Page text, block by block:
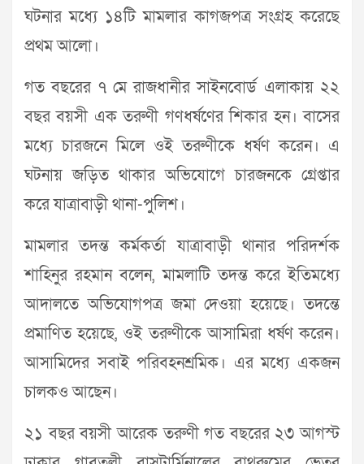
ঘটনার মধ্যে ১৪টি মামলার কাগজপত্র সংগ্রহ করেছে
প্রথম আলো।
গত বছরের ৭ মে রাজধানীর সাইনবোর্ড এলাকায় ২২
বছর বয়সী এক তরুণী গণধর্ষণের শিকার হন। বাসের
মধ্যে চারজনে মিলে ওই তরুণীকে ধর্ষণ করেন। এ
ঘটনায় জড়িত থাকার অভিযোগে চারজনকে গ্রেপ্তার
করে যাত্রাবাড়ী থানা-পুলিশ।
মামলার তদন্ত কর্মকর্তা যাত্রাবাড়ী থানার পরিদর্শক
শাহিনুর রহমান বলেন, মামলাটি তদন্ত করে ইতিমধ্যে
আদালতে অভিযোগপত্র জমা দেওয়া হয়েছে। তদন্তে
প্রমাণিত হয়েছে, ওই তরুণীকে আসামিরা ধর্ষণ করেন।
আসামিদের সবাই পরিবহনশ্রমিক। এর মধ্যে একজন
চালকও আছেন।
২১ বছর বয়সী আরেক তরুণী গত বছরের ২৩ আগস্ট